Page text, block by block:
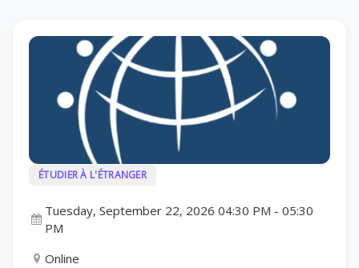
ÉTUDIER À L'ÉTRANGER
Tuesday, September 22, 2026 04:30 PM - 05:30
PM
Online